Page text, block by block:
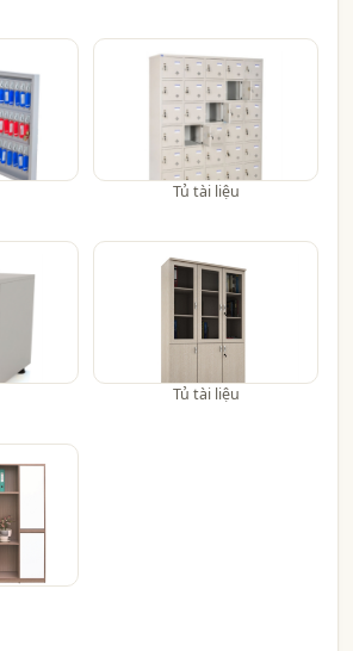
Tủ tài liệu
Tủ tài liệu